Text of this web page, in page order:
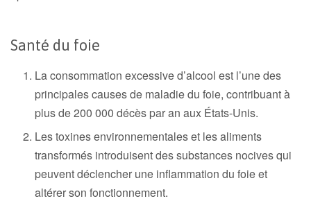
Santé du foie
La consommation excessive d’alcool est l’une des
principales causes de maladie du foie, contribuant à
plus de 200 000 décès par an aux États-Unis.
Les toxines environnementales et les aliments
transformés introduisent des substances nocives qui
peuvent déclencher une inflammation du foie et
altérer son fonctionnement.